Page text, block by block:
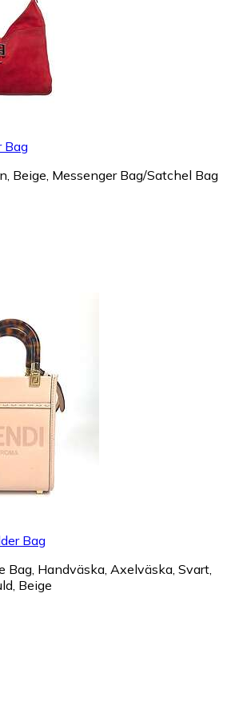
Bag
Beige, Messenger Bag/Satchel Bag
Bag
Bag, Handväska, Axelväska, Svart,
Beige